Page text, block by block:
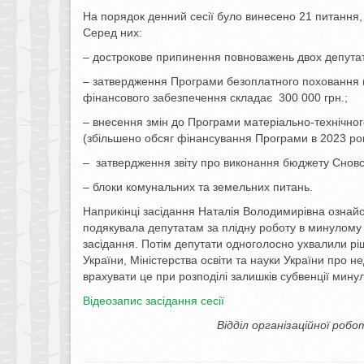
На порядок денний сесії було винесено 21 питання,
Серед них:
– дострокове припинення повноважень двох
– затвердження Програми безоплатного поховання
фінансового забезпечення складає 300 000 грн.;
– внесення змін до Програми матеріально-
(збільшено обсяг фінансування Програми в 2023
– затвердження звіту про виконання бюджету
– блоки комунальних та земельних питань.
Наприкінці засідання Наталія Володимирівна
подякувала депутатам за плідну роботу в
засідання. Потім депутати одноголосно ухвалили
України, Міністерства освіти та науки України про
врахувати це при розподілі залишків субвенції
Відеозапис засідання сесії
Відділ організаційної